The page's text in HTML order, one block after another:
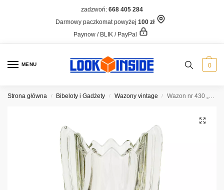
zadzwoń: 668 405 284
Darmowy paczkomat powyżej 100 zł
Paynow / BLIK / PayPal
MENU 0
Strona główna / Bibeloty i Gadżety / Wazony vintage / Wazon nr 430 „Skrzydlak”, Hortensja